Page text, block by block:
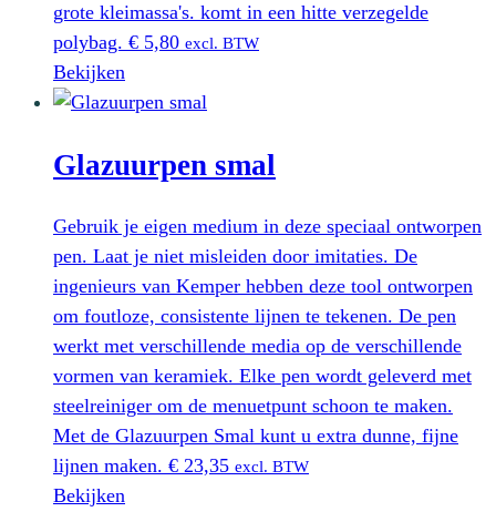
grote kleimassa's. komt in een hitte verzegelde
polybag. € 5,80 excl. BTW
Bekijken
Glazuurpen smal
Gebruik je eigen medium in deze speciaal ontworpen
pen. Laat je niet misleiden door imitaties. De
ingenieurs van Kemper hebben deze tool ontworpen
om foutloze, consistente lijnen te tekenen. De pen
werkt met verschillende media op de verschillende
vormen van keramiek. Elke pen wordt geleverd met
steelreiniger om de menuetpunt schoon te maken.
Met de Glazuurpen Smal kunt u extra dunne, fijne
lijnen maken. € 23,35 excl. BTW
Bekijken